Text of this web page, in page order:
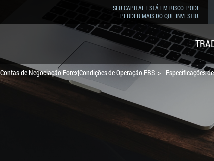
SEU CAPITAL ESTÁ EM RISCO. PODE
PERDER MAIS DO QUE INVESTIU.
Contas de Negociação Forex|Condições de Operação FBS Especificações